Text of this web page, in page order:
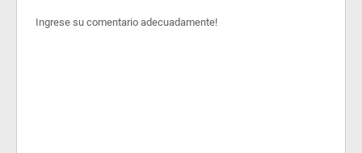
Ingrese su comentario adecuadamente!